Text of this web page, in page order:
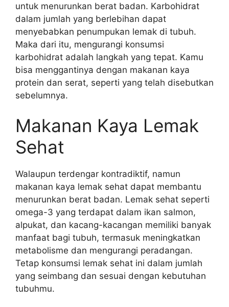
untuk menurunkan berat badan. Karbohidrat
dalam jumlah yang berlebihan dapat
menyebabkan penumpukan lemak di tubuh.
Maka dari itu, mengurangi konsumsi
karbohidrat adalah langkah yang tepat. Kamu
bisa menggantinya dengan makanan kaya
protein dan serat, seperti yang telah disebutkan
sebelumnya.
Makanan Kaya Lemak
Sehat
Walaupun terdengar kontradiktif, namun
makanan kaya lemak sehat dapat membantu
menurunkan berat badan. Lemak sehat seperti
omega-3 yang terdapat dalam ikan salmon,
alpukat, dan kacang-kacangan memiliki banyak
manfaat bagi tubuh, termasuk meningkatkan
metabolisme dan mengurangi peradangan.
Tetap konsumsi lemak sehat ini dalam jumlah
yang seimbang dan sesuai dengan kebutuhan
tubuhmu.